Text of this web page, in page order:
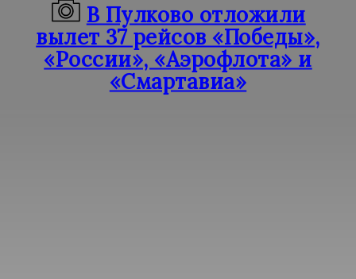
В Пулково отложили
вылет 37 рейсов «Победы»,
«России», «Аэрофлота» и
«Смартавиа»